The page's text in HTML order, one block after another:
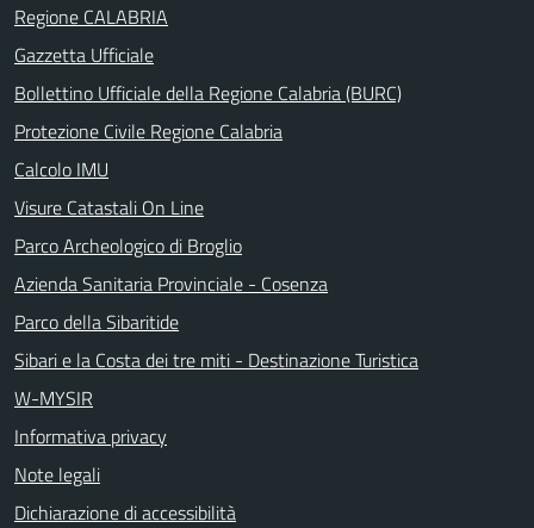
Regione CALABRIA
Gazzetta Ufficiale
Bollettino Ufficiale della Regione Calabria (BURC)
Protezione Civile Regione Calabria
Calcolo IMU
Visure Catastali On Line
Parco Archeologico di Broglio
Azienda Sanitaria Provinciale - Cosenza
Parco della Sibaritide
Sibari e la Costa dei tre miti - Destinazione Turistica
W-MYSIR
Informativa privacy
Note legali
Dichiarazione di accessibilità